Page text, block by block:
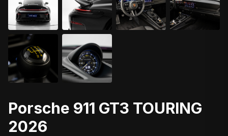
Porsche 911 GT3 TOURING
2026